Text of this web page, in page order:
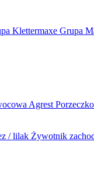
Klettermaxe Grupa
Agrest
/ lilak Żywotnik